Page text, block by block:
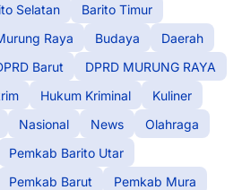
Selatan
Barito Timur
Raya Budaya
Daerah
Barut
DPRD MURUNG RAYA
Hukum Kriminal
Kuliner
Nasional News
Olahraga
Pemkab Barito Utar
Pemkab Barut
Pemkab Mura